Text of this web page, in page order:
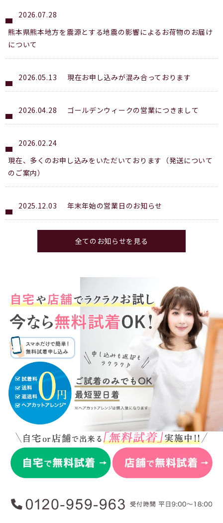
2026.07.28
熊本県熊本地方を震源とする地震の影響によるお荷物のお届け
について
2026.05.13 現在お申し込みが混み合っております
2026.04.28 ゴールデンウィークの営業につきまして
2026.02.24
現在、多くのお申し込みをいただいております（発送について
のご案内）
2025.12.03 年末年始の営業日のお知らせ
全てのお知らせを見る